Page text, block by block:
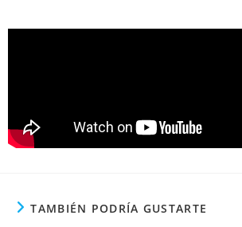
TAMBIÉN PODRÍA GUSTARTE